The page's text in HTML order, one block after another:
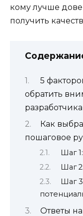
кому лучше
получить
5
обратить
разработчика
Как
пошаговое
Шаг
Шаг
Шаг
Ответы